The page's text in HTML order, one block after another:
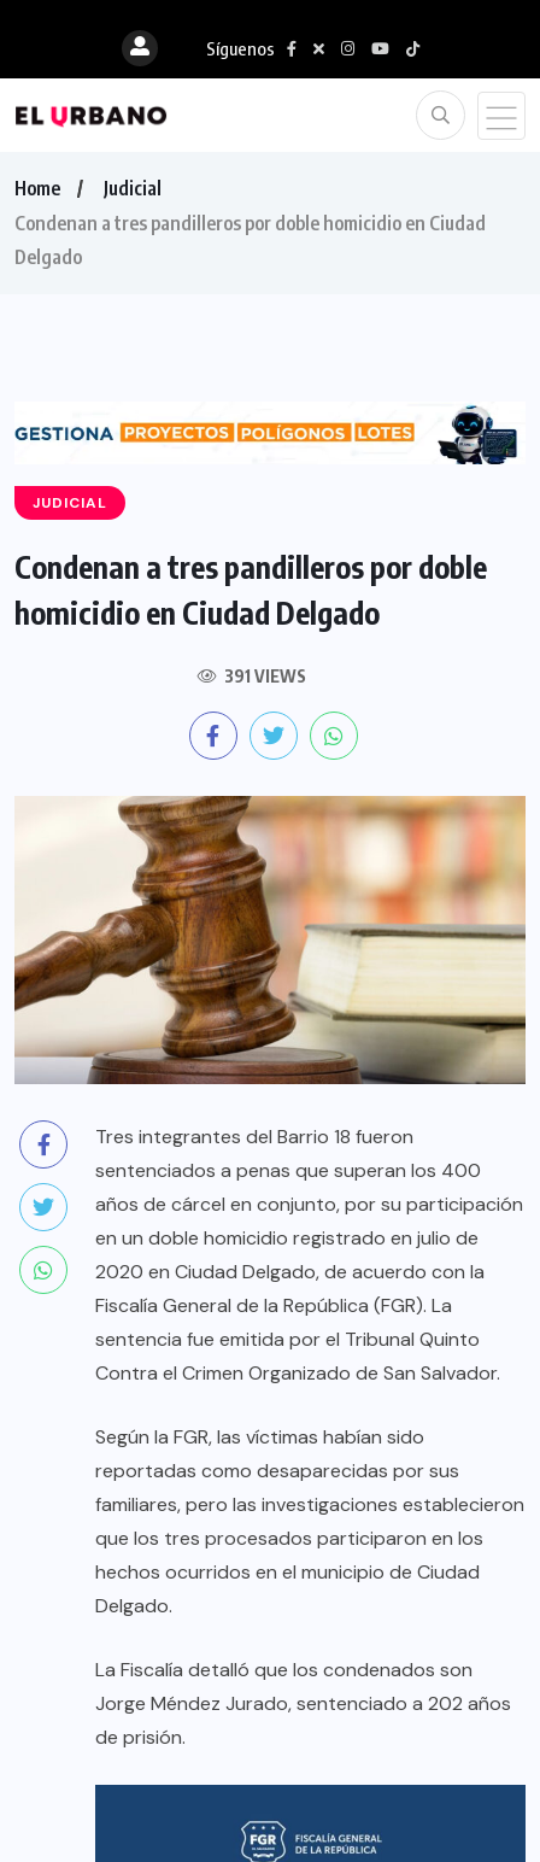
Síguenos
Home
Judicial
Condenan a tres pandilleros por doble homicidio en Ciudad
Delgado
JUDICIAL
Condenan a tres pandilleros por doble
homicidio en Ciudad Delgado
391 VIEWS
Tres integrantes del Barrio 18 fueron
sentenciados a penas que superan los 400
años de cárcel en conjunto, por su participación
en un doble homicidio registrado en julio de
2020 en Ciudad Delgado, de acuerdo con la
Fiscalía General de la República (FGR). La
sentencia fue emitida por el Tribunal Quinto
Contra el Crimen Organizado de San Salvador.
Según la FGR, las víctimas habían sido
reportadas como desaparecidas por sus
familiares, pero las investigaciones establecieron
que los tres procesados participaron en los
hechos ocurridos en el municipio de Ciudad
Delgado.
La Fiscalía detalló que los condenados son
Jorge Méndez Jurado, sentenciado a 202 años
de prisión.